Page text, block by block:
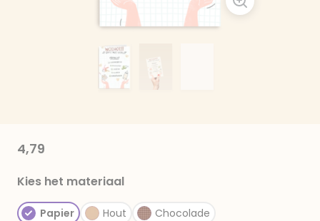
4,79
Kies het materiaal
Papier Hout Chocolade